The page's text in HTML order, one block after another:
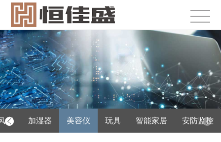
扇 加湿器 美容仪 玩具 智能家居 安防监控